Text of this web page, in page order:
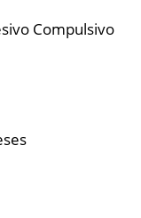
Compulsivo